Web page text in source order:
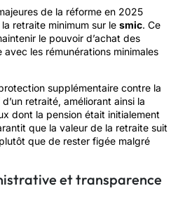
de la réforme en 2025
retraite minimum sur le smic. Ce
le pouvoir d’achat des
les rémunérations minimales
supplémentaire contre la
retraité, améliorant ainsi la
dont la pension était initialement
que la valeur de la retraite suit
que de rester figée malgré
et transparence